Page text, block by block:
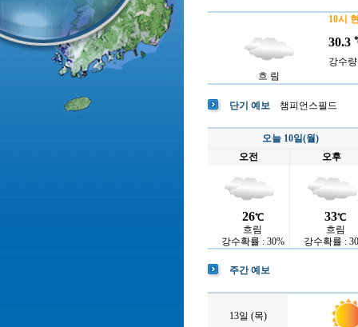
흐 림
10시
30.3
강수
단기 예보 챔피언스필드
오늘 10일(월)
오전
오후
26℃
흐림
강수확률 : 30%
33℃
흐림
강수확률 :
주간 예보
13일 (목)